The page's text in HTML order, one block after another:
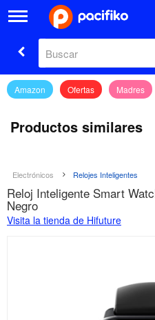
Amazon Ofertas Madres
Productos similares
Electrónicos Relojes Inteligentes
Reloj Inteligente Smart
Negro
Visita la tienda de Hifuture